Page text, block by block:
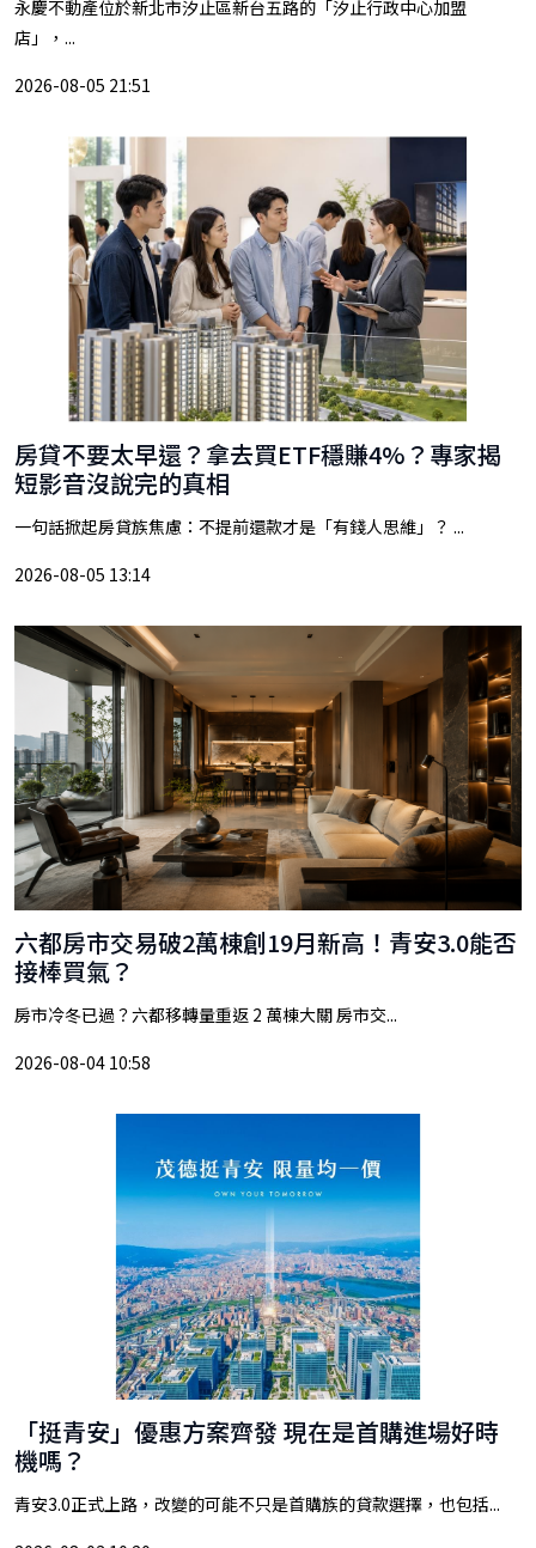
永慶不動產位於新北市汐止區新台五路的「汐止行政中心加盟
店」，...
2026-08-05 21:51
房貸不要太早還？拿去買ETF穩賺4%？專家揭
短影音沒說完的真相
一句話掀起房貸族焦慮：不提前還款才是「有錢人思維」？ ...
2026-08-05 13:14
六都房市交易破2萬棟創19月新高！青安3.0能否
接棒買氣？
房市冷冬已過？六都移轉量重返 2 萬棟大關 房市交...
2026-08-04 10:58
「挺青安」優惠方案齊發 現在是首購進場好時
機嗎？
青安3.0正式上路，改變的可能不只是首購族的貸款選擇，也包括...